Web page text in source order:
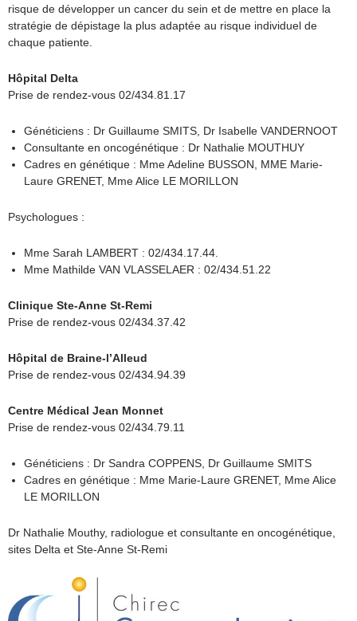
risque de développer un cancer du sein et de mettre en place la
stratégie de dépistage la plus adaptée au risque individuel de
chaque patiente.
Hôpital Delta
Prise de rendez-vous 02/434.81.17
Généticiens : Dr Guillaume SMITS, Dr Isabelle VANDERNOOT
Consultante en oncogénétique : Dr Nathalie MOUTHUY
Cadres en génétique : Mme Adeline BUSSON, MME Marie-
Laure GRENET, Mme Alice LE MORILLON
Psychologues :
Mme Sarah LAMBERT : 02/434.17.44.
Mme Mathilde VAN VLASSELAER : 02/434.51.22
Clinique Ste-Anne St-Remi
Prise de rendez-vous 02/434.37.42
Hôpital de Braine-l’Alleud
Prise de rendez-vous 02/434.94.39
Centre Médical Jean Monnet
Prise de rendez-vous 02/434.79.11
Généticiens : Dr Sandra COPPENS, Dr Guillaume SMITS
Cadres en génétique : Mme Marie-Laure GRENET, Mme Alice
LE MORILLON
Dr Nathalie Mouthy, radiologue et consultante en oncogénétique,
sites Delta et Ste-Anne St-Remi